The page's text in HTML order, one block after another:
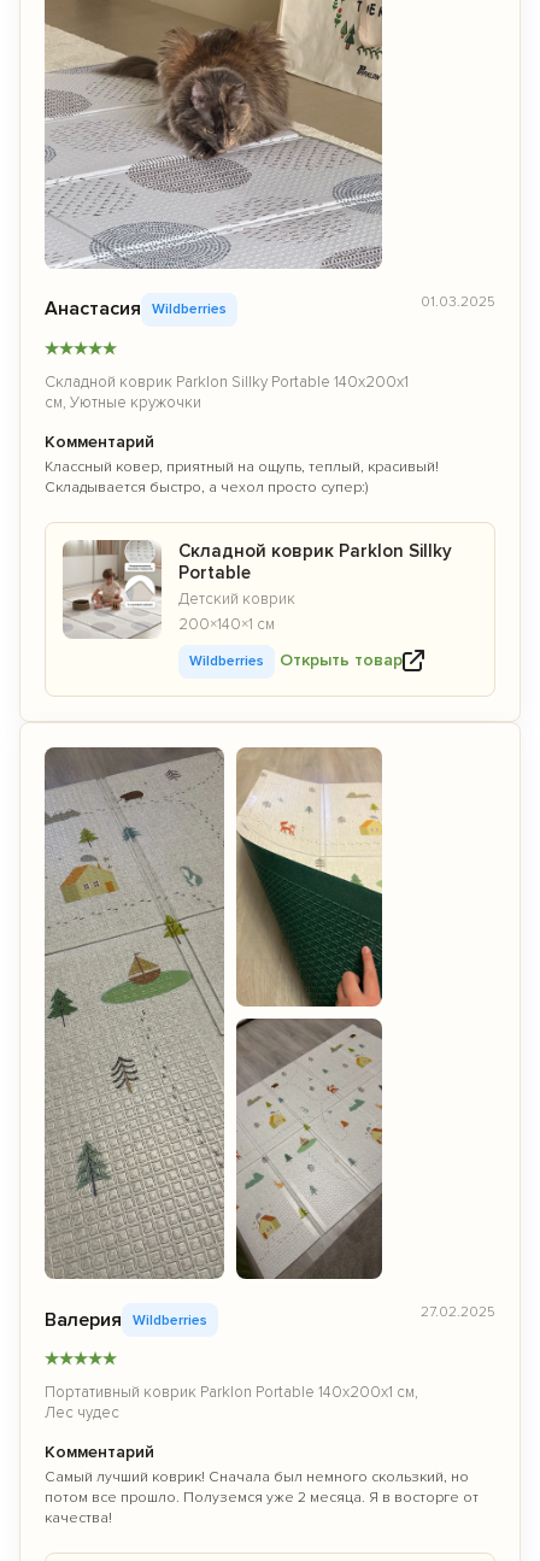
Анастасия Wildberries
★★★★★
Складной коврик Parklon Sillky Portable 140x200x1
см, Уютные кружочки
01.03.2025
Комментарий
Классный ковер, приятный на ощупь, теплый, красивый!
Складывается быстро, а чехол просто супер:)
Складной коврик Parklon Sillky
Portable
Детский коврик
200×140×1 см
Wildberries Открыть товар
Валерия Wildberries
★★★★★
Портативный коврик Parklon Portable 140х200х1 см,
Лес чудес
27.02.2025
Комментарий
Самый лучший коврик! Сначала был немного скользкий, но
потом все прошло. Полуземся уже 2 месяца. Я в восторге от
качества!